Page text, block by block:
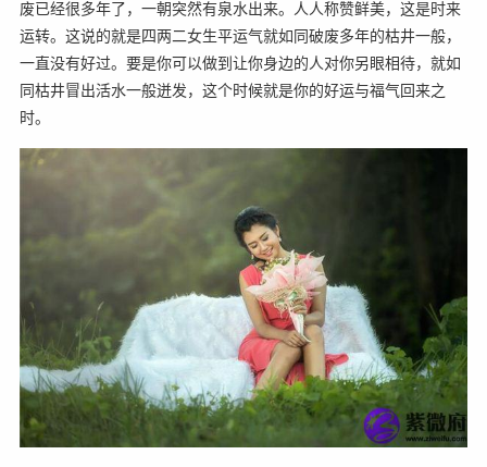
废已经很多年了，一朝突然有泉水出来。人人称赞鲜美，这是时来
运转。这说的就是四两二女生平运气就如同破废多年的枯井一般，
一直没有好过。要是你可以做到让你身边的人对你另眼相待，就如
同枯井冒出活水一般迸发，这个时候就是你的好运与福气回来之
时。